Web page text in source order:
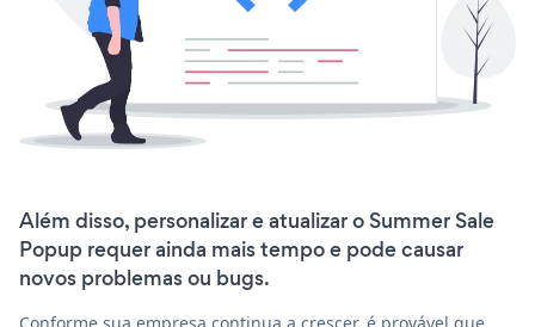
Além disso, personalizar e atualizar o Summer Sale
Popup requer ainda mais tempo e pode causar
novos problemas ou bugs.